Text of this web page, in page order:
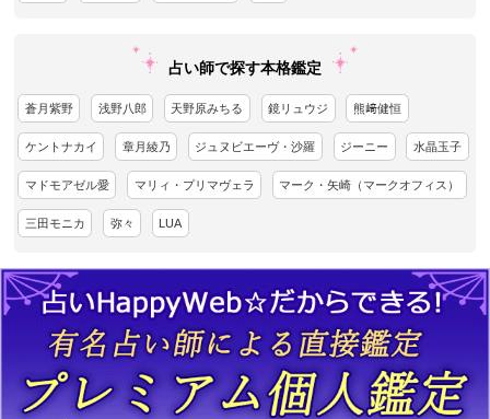
占い師で探す本格鑑定
蒼月紫野 浅野八郎 天野原みちる 鏡リュウジ 熊﨑健恒
ケントナカイ 章月綾乃 ジュヌビエーヴ・沙羅 ジーニー 水晶玉子
マドモアゼル愛 マリィ・プリマヴェラ マーク・矢崎（マークオフィス）
三田モニカ 弥々 LUA